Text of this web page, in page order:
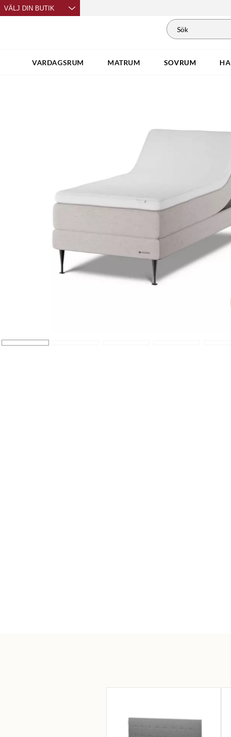
VÄLJ DIN BUTIK
VARDAGSRUM MATRUM SOVRUM